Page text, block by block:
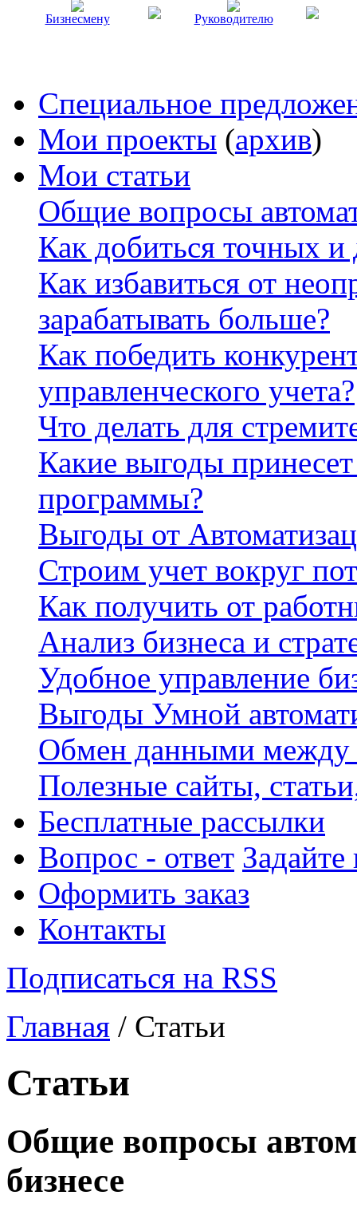
Бизнесмену Руководителю
Специальное
Мои проекты (архив)
Мои статьи
Общие вопросы
Как добиться точных
Как избавиться от
зарабатывать больше?
Как победить
управленческого учета?
Что делать для
Какие выгоды
программы?
Выгоды от
Строим учет вокруг
Как получить от
Анализ бизнеса и
Удобное управление
Выгоды Умной
Обмен данными между
Полезные сайты,
Бесплатные рассылки
Вопрос - ответ
Оформить заказ
Контакты
Подписаться на RSS
Главная / Статьи
Статьи
Общие вопросы
бизнесе